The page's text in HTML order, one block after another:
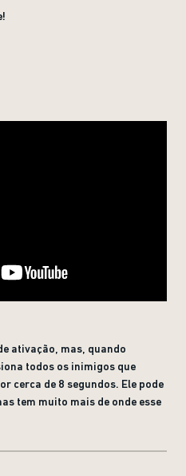
ativação, mas, quando
todos os inimigos que
cerca de 8 segundos. Ele pode
tem muito mais de onde esse